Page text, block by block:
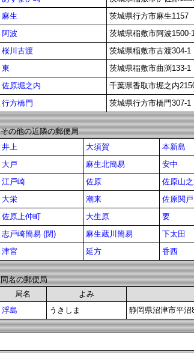
麻生
茨城県行方市麻生1157
阿波
茨城県稲敷市阿波1500-1
桜川古渡
茨城県稲敷市古渡304-1
東
茨城県稲敷市曲渕133-1
佐原堀之内
千葉県香取市堀之内
行方橋門
茨城県行方市橋門307-1
その他の近隣の郵便局
井上
大須賀 本新島
大戸
麻生北簡易 安中
江戸崎
佐原 佐原山
大栄
潮来 佐原関戸
佐原上仲町
大生原 要
志戸崎簡易 (閉)
麻生蔵川簡易 下太田
津宮
延方 香西
同名の郵便局
局名
よみ
浮島
うきしま 静岡県沼津市平沼